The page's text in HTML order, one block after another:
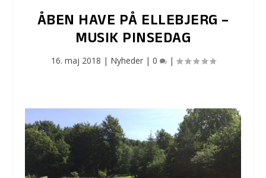
ÅBEN HAVE PÅ ELLEBJERG –
MUSIK PINSEDAG
16. maj 2018 | Nyheder| 0 |